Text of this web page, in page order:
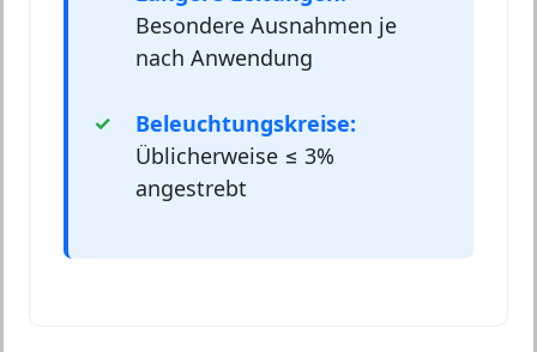
Besondere Ausnahmen je
nach Anwendung
Beleuchtungskreise:
Üblicherweise ≤ 3%
angestrebt